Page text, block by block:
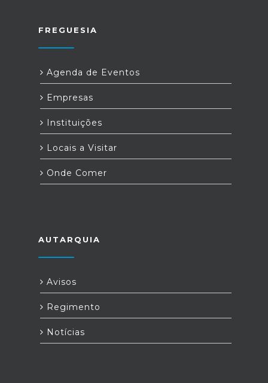
FREGUESIA
Agenda de Eventos
Empresas
Instituições
Locais a Visitar
Onde Comer
AUTARQUIA
Avisos
Regimento
Notícias